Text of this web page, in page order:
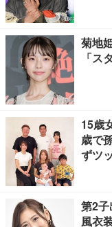
菊地
「ス
15歳
歳で
ずツ
第2
風衣